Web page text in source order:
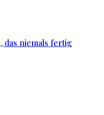
das niemals fertig